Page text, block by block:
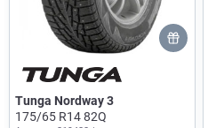
Tunga Nordway 3
175/65 R14 82Q